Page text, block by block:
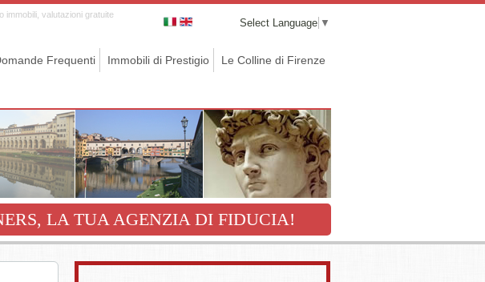
immobili, valutazioni gratuite
LA TUA AGENZIA DI FIDUCIA!
Select Language ▼
Le Colline di Firenze
Immobili di Prestigio
Frequenti